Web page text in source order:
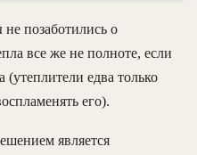
позаботились о
все же не полноте, если
едва только
его).
является